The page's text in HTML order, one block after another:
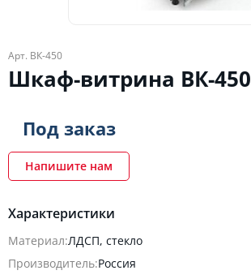
Арт. ВК-450
Шкаф-витрина ВК-450
Характеристики
Материал:ЛДСП, стекло
Производитель:Россия
Под заказ
Напишите нам